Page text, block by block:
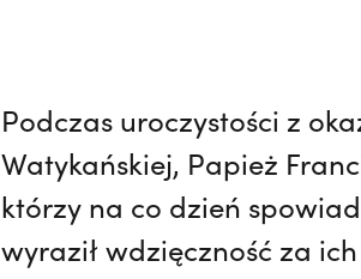
Podczas uroczystości z
Watykańskiej, Papież
którzy na co dzień
wyraził wdzięczność za